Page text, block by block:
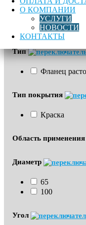
О КОМПАНИИ
УСЛУГИ
НОВОСТИ
КОНТАКТЫ
Бренд
Тип
Фланец
Тип покрытия
Краска
Область применения
Диаметр
65
100
Угол